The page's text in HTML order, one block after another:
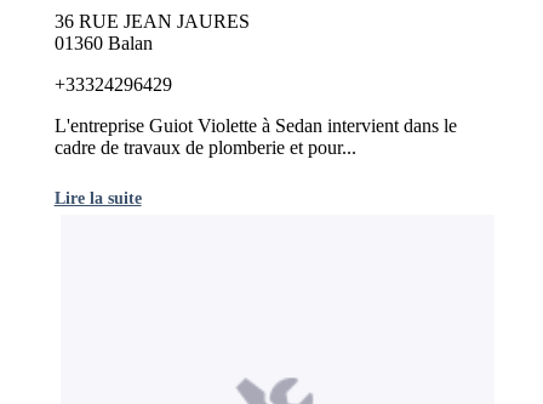
36 RUE JEAN JAURES
01360 Balan
+33324296429
L'entreprise Guiot Violette à Sedan intervient dans le
cadre de travaux de plomberie et pour...
Lire la suite